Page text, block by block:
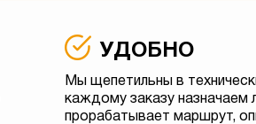
УДОБНО
Мы щепетильны в
каждому заказу назначаем
прорабатывает маршрут,